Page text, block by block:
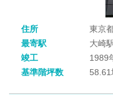
住所
東京
最寄駅
大崎
竣工
1989
基準階坪数
58.61